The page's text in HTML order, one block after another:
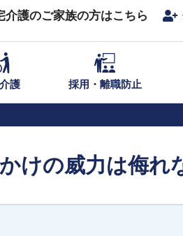
介護のご家族の方はこちら
護 採用・離職防止
けの威力は侮れ